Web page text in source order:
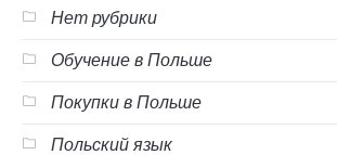
Нет рубрики
Обучение в Польше
Покупки в Польше
Польский язык